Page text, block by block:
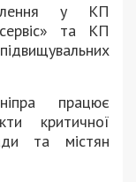
у КП
та КП
працює
критичної
та містян